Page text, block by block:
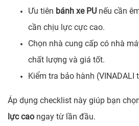
Ưu tiên bánh xe PU nếu cần
cần chịu lực cực cao.
Chọn nhà cung cấp có nhà
chất lượng và giá tốt.
Kiểm tra bảo hành
Áp dụng checklist này giúp bạn
lực cao ngay từ lần đầu.